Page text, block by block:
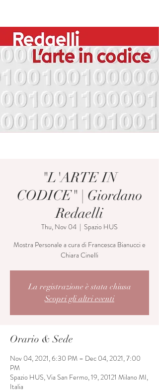
"L'ARTE IN
CODICE" | Giordano
Redaelli
Thu, Nov 04
  |
Spazio HUS
Mostra Personale a cura di Francesca Bianucci e
Chiara Cinelli
La registrazione è stata chiusa
Scopri gli altri eventi
Orario & Sede
Nov 04, 2021, 6:30 PM – Dec 04, 2021, 7:00
PM
Spazio HUS, Via San Fermo, 19, 20121 Milano MI,
Italia